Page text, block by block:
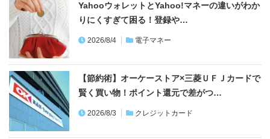
YahooウォレットとYahoo!マネーの違いがわか
りにくすぎて困る！登録や…
2026/8/4 電子マネー
【節約術】オーケーストア×三菱ＵＦＪカードで
賢く買い物！ポイント還元で差がつ…
2026/8/3 クレジットカード